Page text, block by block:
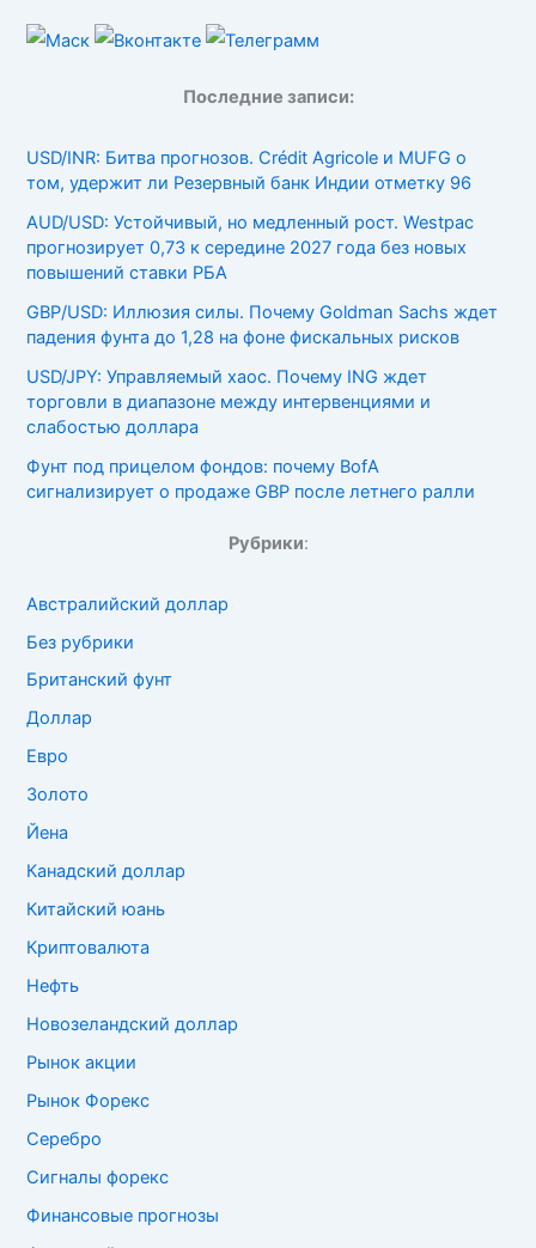
Последние записи:
USD/INR: Битва прогнозов. Crédit Agricole и MUFG о
том, удержит ли Резервный банк Индии отметку 96
AUD/USD: Устойчивый, но медленный рост. Westpac
прогнозирует 0,73 к середине 2027 года без новых
повышений ставки РБА
GBP/USD: Иллюзия силы. Почему Goldman Sachs ждет
падения фунта до 1,28 на фоне фискальных рисков
USD/JPY: Управляемый хаос. Почему ING ждет
торговли в диапазоне между интервенциями и
слабостью доллара
Фунт под прицелом фондов: почему BofA
сигнализирует о продаже GBP после летнего ралли
Рубрики:
Австралийский доллар
Без рубрики
Британский фунт
Доллар
Евро
Золото
Йена
Канадский доллар
Китайский юань
Криптовалюта
Нефть
Новозеландский доллар
Рынок акции
Рынок Форекс
Серебро
Сигналы форекс
Финансовые прогнозы